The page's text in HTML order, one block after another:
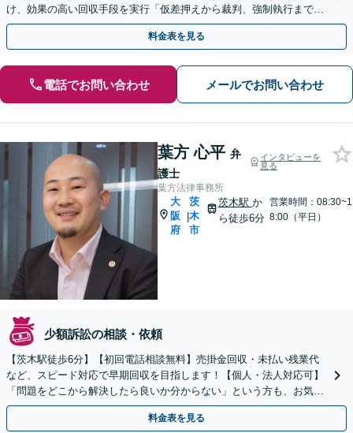
け、効果の高い回収手段を実行「仮差押えから裁判、強制執行まです
べて対応」未払いの売掛金／制作費・開発費／家賃滞納
料金表を見る
電話でお問い合わせ メールでお問い合わせ
葉方 心平 弁
護士
インタビューを
見る
葉方法律事務所
大
阪
府
|
茨
木
市
茨木駅 か
ら徒歩6分
営業時間：08:30~1
8:00（平日）
少額訴訟の相談・依頼
【茨木駅徒歩6分】【初回電話相談無料】売掛金回収・未払い残業代
など、スピード対応で早期回収を目指します！【個人・法人対応可】
「問題をどこから解決したら良いか分からない」という方も、お気軽
にご相談ください【土日・夜間対応可】
料金表を見る